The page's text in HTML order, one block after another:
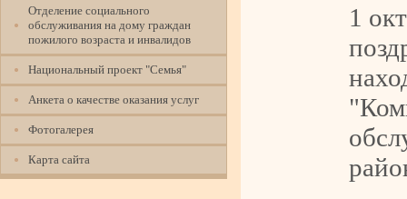
Отделение социального
обслуживания на дому граждан
пожилого возраста и инвалидов
Национальный проект "Семья"
Анкета о качестве оказания услуг
Фотогалерея
Карта сайта
1